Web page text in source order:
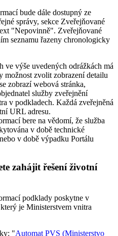
bude dále dostupný ze
správy, sekce Zveřejňované
"Nepovinně". Zveřejňované
seznamu řazeny chronologicky
ve výše uvedených odrážkách má
možnost zvolit zobrazení detailu
zobrazí webová stránka,
služby zveřejnění
v podkladech. Každá zveřejněná
URL adresu.
bere na vědomí, že služba
v době technické
v době výpadku Portálu
zahájit řešení životní
podklady poskytne v
je Ministerstvem vnitra
"Automat PVS (Ministerstvo